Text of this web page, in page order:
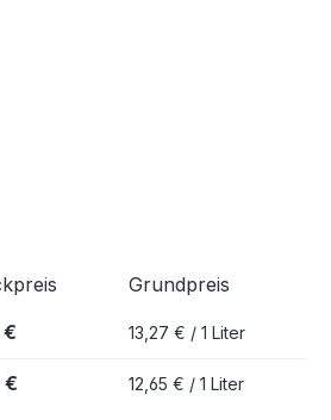
Grundpreis
€ 13,27 € / 1 Liter
€ 12,65 € / 1 Liter